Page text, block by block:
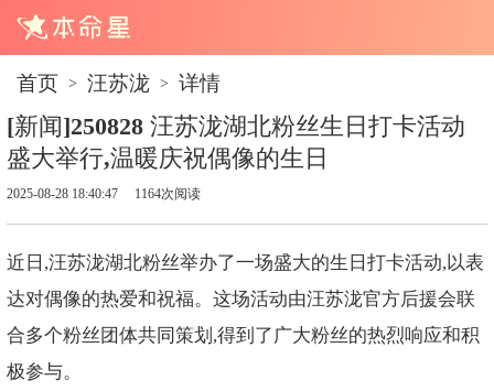
首页 > 汪苏泷 > 详情
[新闻]250828 汪苏泷湖北粉丝生日打卡活动
盛大举行,温暖庆祝偶像的生日
2025-08-28 18:40:47 1164次阅读
近日,汪苏泷湖北粉丝举办了一场盛大的生日打卡活动,以表
达对偶像的热爱和祝福。这场活动由汪苏泷官方后援会联
合多个粉丝团体共同策划,得到了广大粉丝的热烈响应和积
极参与。